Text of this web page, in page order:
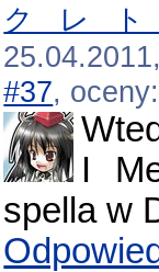
クレ
#37,
I
spella w